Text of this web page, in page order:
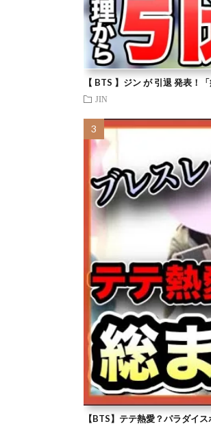
【 BTS 】ジン が 引退 発表！
JIN
【BTS】テテ熱愛？パラダイ